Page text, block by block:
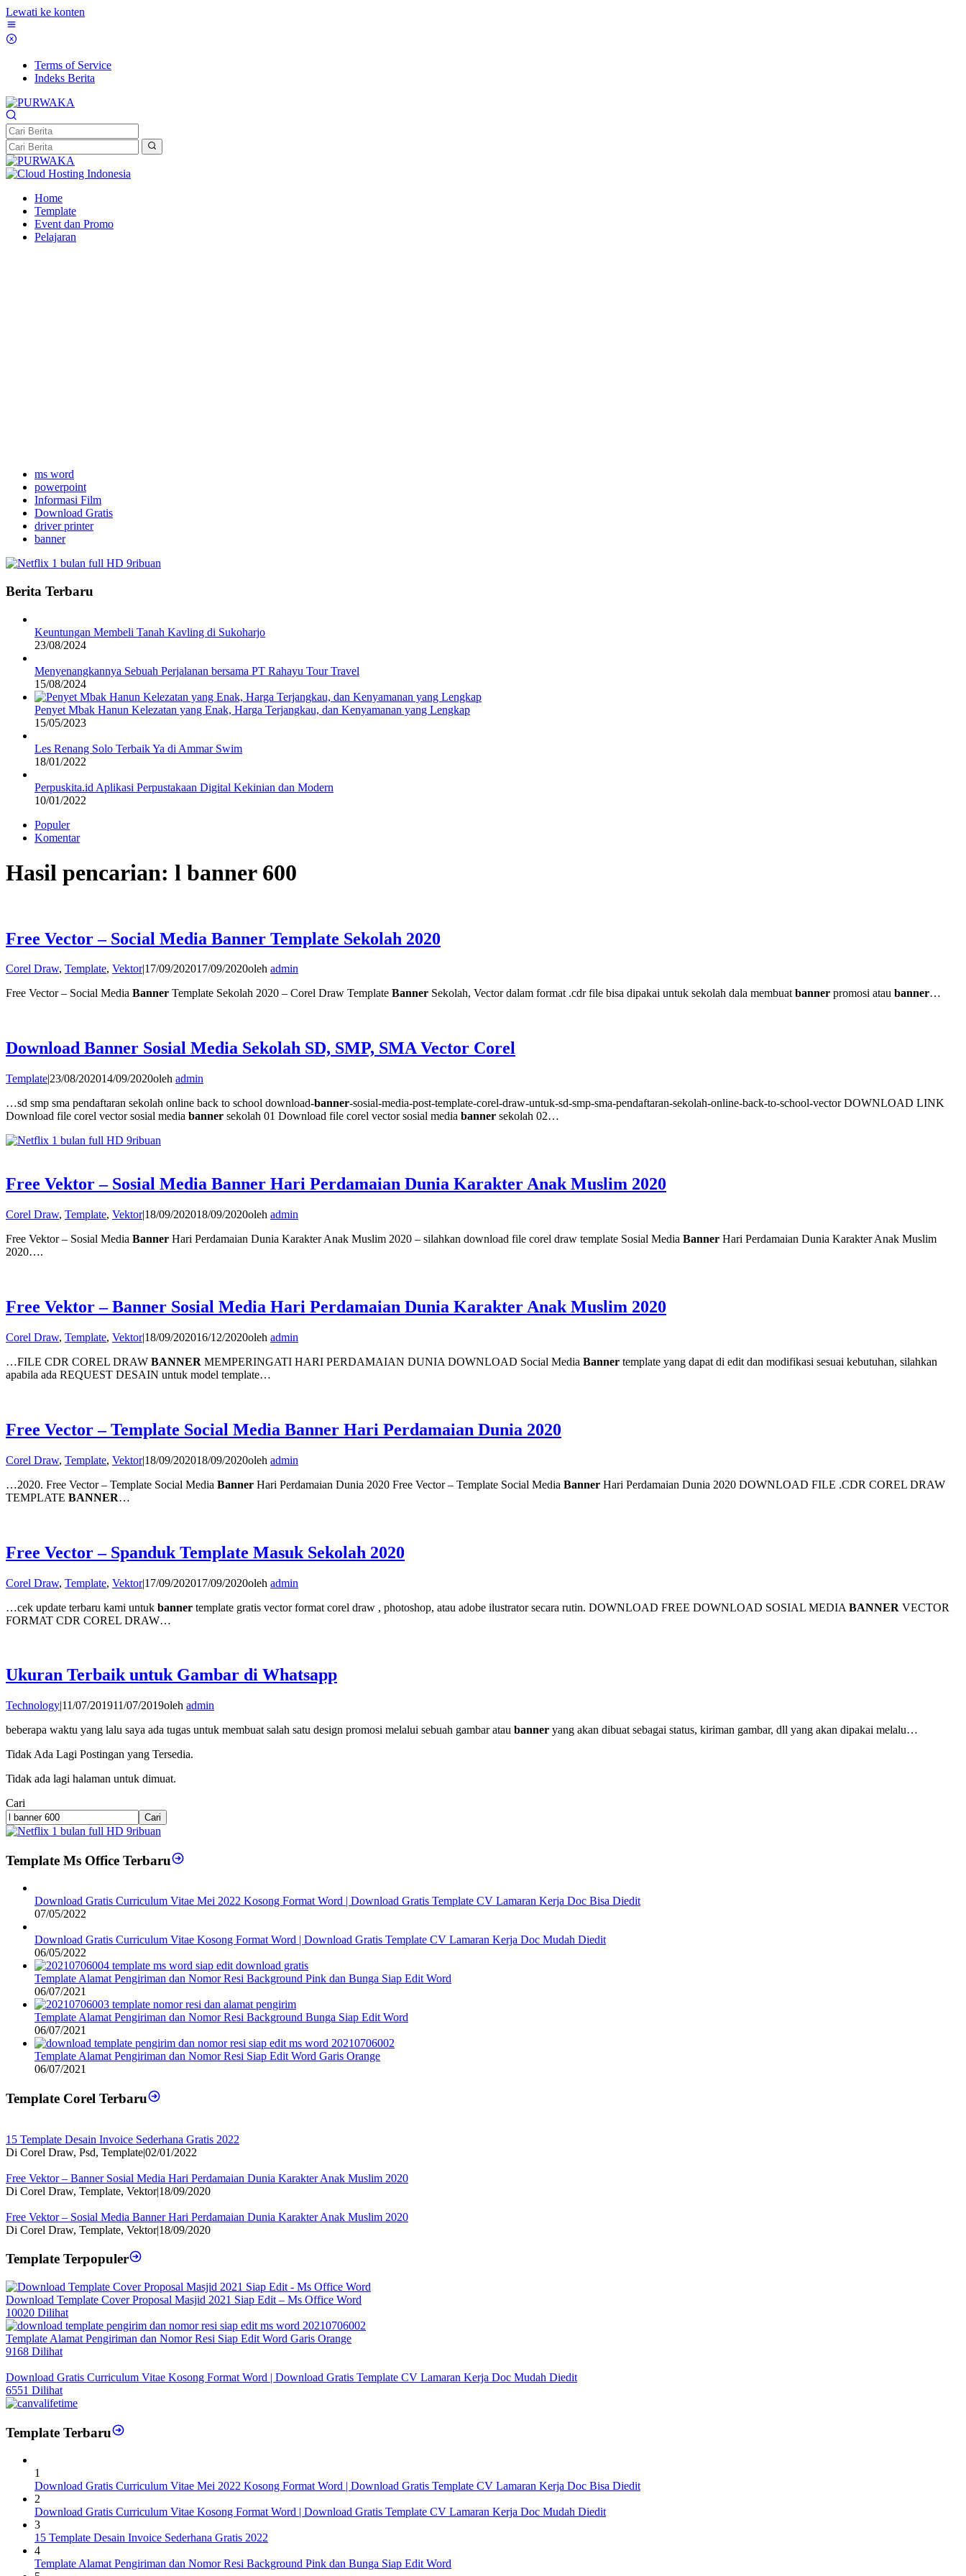
Lewati ke konten
Terms of Service
Indeks Berita
Home
Template
Event dan Promo
Pelajaran
ms word
powerpoint
Informasi Film
Download Gratis
driver printer
banner
Berita Terbaru
Keuntungan Membeli Tanah Kavling di Sukoharjo
23/08/2024
Menyenangkannya Sebuah Perjalanan bersama PT Rahayu Tour Travel
15/08/2024
Penyet Mbak Hanun Kelezatan yang Enak, Harga Terjangkau, dan Kenyamanan yang Lengkap
15/05/2023
Les Renang Solo Terbaik Ya di Ammar Swim
18/01/2022
Perpuskita.id Aplikasi Perpustakaan Digital Kekinian dan Modern
10/01/2022
Populer
Komentar
Hasil pencarian: l banner 600
Free Vector – Social Media Banner Template Sekolah 2020
Corel Draw, Template, Vektor|17/09/202017/09/2020oleh admin
Free Vector – Social Media Banner Template Sekolah 2020 – Corel Draw Template Banner Sekolah, Vector dalam format .cdr file bisa dipakai untuk sekolah dala membuatbanner promosi atau banner…
Download Banner Sosial Media Sekolah SD, SMP, SMA Vector Corel
Template|23/08/202014/09/2020oleh admin
…sd smp sma pendaftaran sekolah online back to school download-banner-sosial-media-post-template-corel-draw-untuk-sd-smp-sma-pendaftaran-sekolah-online-back-to-school-vector DOWNLOAD LINK
Download file corel vector sosial media banner sekolah 01 Download file corel vector sosial media banner sekolah 02…
Free Vektor – Sosial Media Banner Hari Perdamaian Dunia Karakter Anak Muslim 2020
Corel Draw, Template, Vektor|18/09/202018/09/2020oleh admin
Free Vektor – Sosial Media Banner Hari Perdamaian Dunia Karakter Anak Muslim 2020 – silahkan download file corel draw template Sosial Media Banner Hari Perdamaian Dunia Karakter Anak Muslim
2020….
Free Vektor – Banner Sosial Media Hari Perdamaian Dunia Karakter Anak Muslim 2020
Corel Draw, Template, Vektor|18/09/202016/12/2020oleh admin
…FILE CDR COREL DRAW BANNER MEMPERINGATI HARI PERDAMAIAN DUNIA DOWNLOAD Social Media Banner template yang dapat di edit dan modifikasi sesuai kebutuhan, silahkan
apabila ada REQUEST DESAIN untuk model template…
Free Vector – Template Social Media Banner Hari Perdamaian Dunia 2020
Corel Draw, Template, Vektor|18/09/202018/09/2020oleh admin
…2020. Free Vector – Template Social Media Banner Hari Perdamaian Dunia 2020 Free Vector – Template Social Media Banner Hari Perdamaian Dunia 2020 DOWNLOAD FILE .CDR COREL DRAW
TEMPLATE BANNER…
Free Vector – Spanduk Template Masuk Sekolah 2020
Corel Draw, Template, Vektor|17/09/202017/09/2020oleh admin
…cek update terbaru kami untuk banner template gratis vector format corel draw , photoshop, atau adobe ilustrator secara rutin. DOWNLOAD FREE DOWNLOAD SOSIAL MEDIA BANNER VECTOR
FORMAT CDR COREL DRAW…
Ukuran Terbaik untuk Gambar di Whatsapp
Technology|11/07/201911/07/2019oleh admin
beberapa waktu yang lalu saya ada tugas untuk membuat salah satu design promosi melalui sebuah gambar atau banner yang akan dibuat sebagai status, kiriman gambar, dll yang akan dipakai melalu…
Tidak Ada Lagi Postingan yang Tersedia.
Tidak ada lagi halaman untuk dimuat.
Cari
Cari
Template Ms Office Terbaru
Download Gratis Curriculum Vitae Mei 2022 Kosong Format Word | Download Gratis Template CV Lamaran Kerja Doc Bisa Diedit
07/05/2022
Download Gratis Curriculum Vitae Kosong Format Word | Download Gratis Template CV Lamaran Kerja Doc Mudah Diedit
06/05/2022
Template Alamat Pengiriman dan Nomor Resi Background Pink dan Bunga Siap Edit Word
06/07/2021
Template Alamat Pengiriman dan Nomor Resi Background Bunga Siap Edit Word
06/07/2021
Template Alamat Pengiriman dan Nomor Resi Siap Edit Word Garis Orange
06/07/2021
Template Corel Terbaru
15 Template Desain Invoice Sederhana Gratis 2022
Di Corel Draw, Psd, Template|02/01/2022
Free Vektor – Banner Sosial Media Hari Perdamaian Dunia Karakter Anak Muslim 2020
Di Corel Draw, Template, Vektor|18/09/2020
Free Vektor – Sosial Media Banner Hari Perdamaian Dunia Karakter Anak Muslim 2020
Di Corel Draw, Template, Vektor|18/09/2020
Template Terpopuler
Download Template Cover Proposal Masjid 2021 Siap Edit – Ms Office Word
10020 Dilihat
Template Alamat Pengiriman dan Nomor Resi Siap Edit Word Garis Orange
9168 Dilihat
Download Gratis Curriculum Vitae Kosong Format Word | Download Gratis Template CV Lamaran Kerja Doc Mudah Diedit
6551 Dilihat
Template Terbaru
1
Download Gratis Curriculum Vitae Mei 2022 Kosong Format Word | Download Gratis Template CV Lamaran Kerja Doc Bisa Diedit
2
Download Gratis Curriculum Vitae Kosong Format Word | Download Gratis Template CV Lamaran Kerja Doc Mudah Diedit
3
15 Template Desain Invoice Sederhana Gratis 2022
4
Template Alamat Pengiriman dan Nomor Resi Background Pink dan Bunga Siap Edit Word